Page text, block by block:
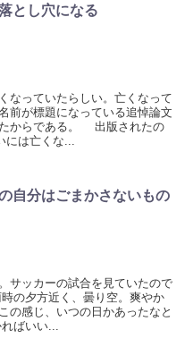
とし穴になる
なっていたらしい。亡くなって
前が標題になっている追悼論文
からである。 出版されたの
には亡くな...
自分はごまかさないもの
サッカーの試合を見ていたので
の夕方近く、曇り空。爽やか
の感じ、いつの日かあったなと
ばいい...